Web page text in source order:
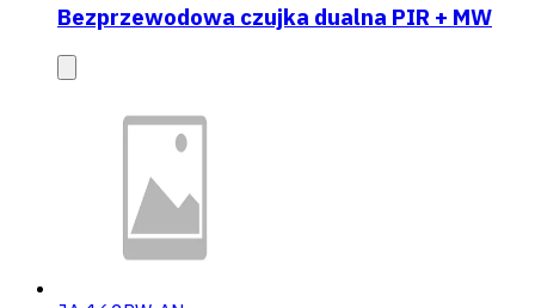
Bezprzewodowa czujka dualna PIR + MW